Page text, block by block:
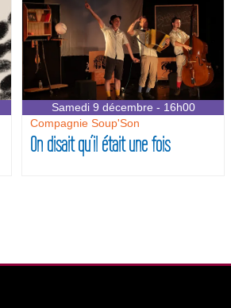
Samedi 9 décembre - 16h00
Compagnie Soup'Son
On disait qu’il était une fois